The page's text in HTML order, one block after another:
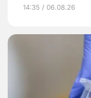
14:35 / 06.08.26